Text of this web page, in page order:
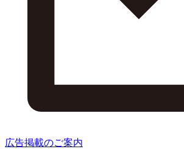
広告掲載のご案内